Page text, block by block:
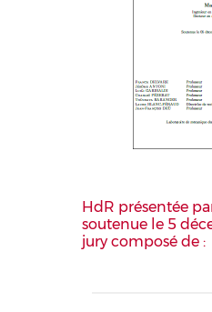
HdR présentée
soutenue le 5
jury composé de :